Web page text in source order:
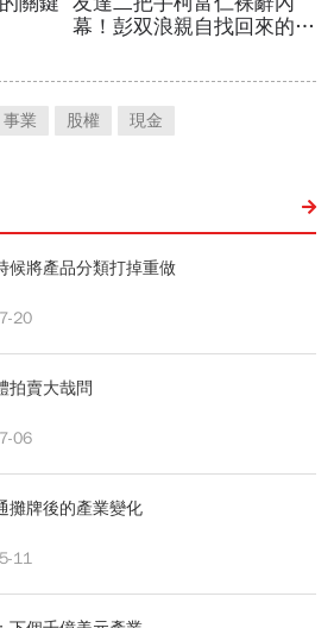
事業 股權 現金
候將產品分類打掉重做
20
拍賣大哉問
06
攤牌後的產業變化
11